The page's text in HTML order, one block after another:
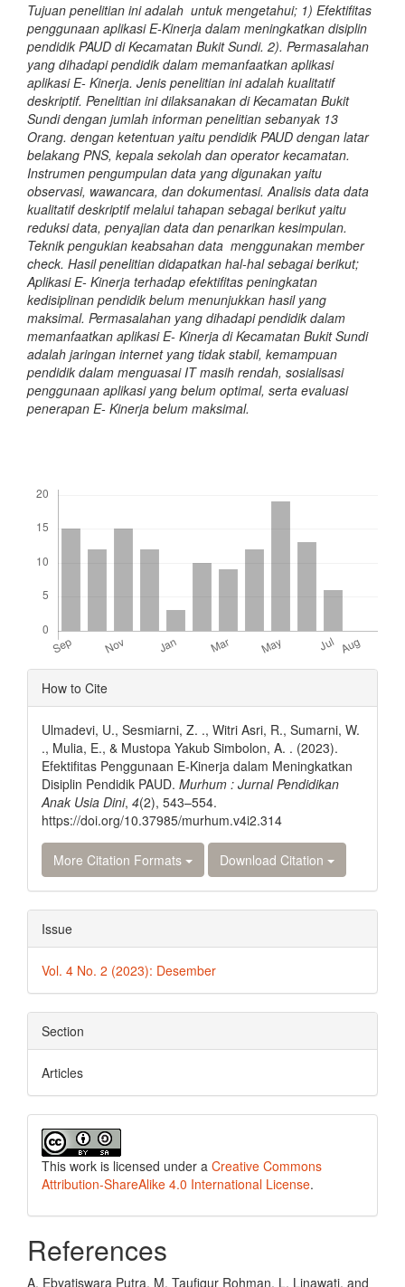
Tujuan penelitian ini adalah untuk mengetahui; 1) Efektifitas
penggunaan aplikasi E-Kinerja dalam meningkatkan disiplin
pendidik PAUD di Kecamatan Bukit Sundi. 2). Permasalahan
yang dihadapi pendidik dalam memanfaatkan aplikasi
aplikasi E- Kinerja. Jenis penelitian ini adalah kualitatif
deskriptif. Penelitian ini dilaksanakan di Kecamatan Bukit
Sundi dengan jumlah informan penelitian sebanyak 13
Orang. dengan ketentuan yaitu pendidik PAUD dengan latar
belakang PNS, kepala sekolah dan operator kecamatan.
Instrumen pengumpulan data yang digunakan yaitu
observasi, wawancara, dan dokumentasi. Analisis data data
kualitatif deskriptif melalui tahapan sebagai berikut yaitu
reduksi data, penyajian data dan penarikan kesimpulan.
Teknik pengukian keabsahan data menggunakan member
check. Hasil penelitian didapatkan hal-hal sebagai berikut;
Aplikasi E- Kinerja terhadap efektifitas peningkatan
kedisiplinan pendidik belum menunjukkan hasil yang
maksimal. Permasalahan yang dihadapi pendidik dalam
memanfaatkan aplikasi E- Kinerja di Kecamatan Bukit Sundi
adalah jaringan internet yang tidak stabil, kemampuan
pendidik dalam menguasai IT masih rendah, sosialisasi
penggunaan aplikasi yang belum optimal, serta evaluasi
penerapan E- Kinerja belum maksimal.
Article
Details
How to Cite
Ulmadevi, U., Sesmiarni, Z. ., Witri Asri, R., Sumarni, W.
., Mulia, E., & Mustopa Yakub Simbolon, A. . (2023).
Efektifitas Penggunaan E-Kinerja dalam Meningkatkan
Disiplin Pendidik PAUD. Murhum : Jurnal Pendidikan
Anak Usia Dini, 4(2), 543–554.
https://doi.org/10.37985/murhum.v4i2.314
More Citation Formats Download Citation
Issue
Vol. 4 No. 2 (2023): Desember
Section
Articles
This work is licensed under a Creative Commons
Attribution-ShareAlike 4.0 International License.
References
A. Ebyatiswara Putra, M. Taufiqur Rohman, L. Linawati, and